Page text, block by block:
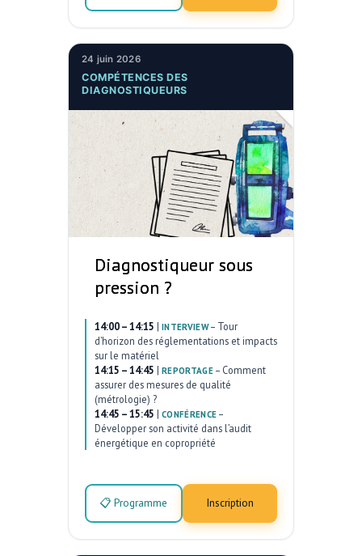
24 juin 2026
COMPÉTENCES DES
DIAGNOSTIQUEURS
Diagnostiqueur sous
pression ?
14:00 – 14:15 | INTERVIEW– Tour
d’horizon des réglementations et impacts
sur le matériel
14:15 – 14:45 | REPORTAGE– Comment
assurer des mesures de qualité
(métrologie) ?
14:45 – 15:45 | CONFÉRENCE –
Développer son activité dans l’audit
énergétique en copropriété
📋 Programme Inscription